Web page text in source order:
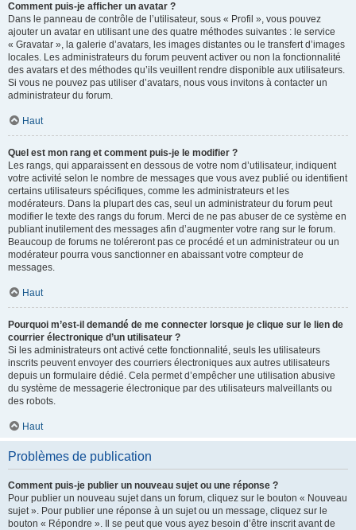
Comment puis-je afficher un avatar ?
Dans le panneau de contrôle de l’utilisateur, sous « Profil », vous pouvez
ajouter un avatar en utilisant une des quatre méthodes suivantes : le service
« Gravatar », la galerie d’avatars, les images distantes ou le transfert d’images
locales. Les administrateurs du forum peuvent activer ou non la fonctionnalité
des avatars et des méthodes qu’ils veuillent rendre disponible aux utilisateurs.
Si vous ne pouvez pas utiliser d’avatars, nous vous invitons à contacter un
administrateur du forum.
Haut
Quel est mon rang et comment puis-je le modifier ?
Les rangs, qui apparaissent en dessous de votre nom d’utilisateur, indiquent
votre activité selon le nombre de messages que vous avez publié ou identifient
certains utilisateurs spécifiques, comme les administrateurs et les
modérateurs. Dans la plupart des cas, seul un administrateur du forum peut
modifier le texte des rangs du forum. Merci de ne pas abuser de ce système en
publiant inutilement des messages afin d’augmenter votre rang sur le forum.
Beaucoup de forums ne toléreront pas ce procédé et un administrateur ou un
modérateur pourra vous sanctionner en abaissant votre compteur de
messages.
Haut
Pourquoi m’est-il demandé de me connecter lorsque je clique sur le lien de
courrier électronique d’un utilisateur ?
Si les administrateurs ont activé cette fonctionnalité, seuls les utilisateurs
inscrits peuvent envoyer des courriers électroniques aux autres utilisateurs
depuis un formulaire dédié. Cela permet d’empêcher une utilisation abusive
du système de messagerie électronique par des utilisateurs malveillants ou
des robots.
Haut
Problèmes de publication
Comment puis-je publier un nouveau sujet ou une réponse ?
Pour publier un nouveau sujet dans un forum, cliquez sur le bouton « Nouveau
sujet ». Pour publier une réponse à un sujet ou un message, cliquez sur le
bouton « Répondre ». Il se peut que vous ayez besoin d’être inscrit avant de